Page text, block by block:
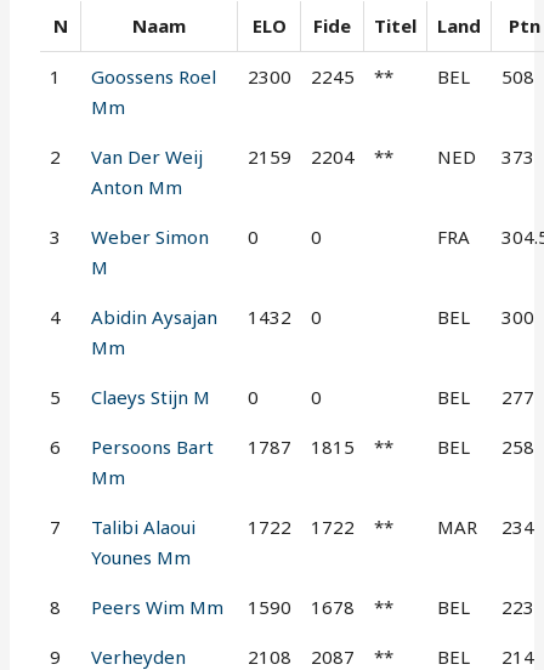
N Naam ELO Fide Titel Land Ptn
1
Goossens Roel
Mm
2300 2245 ** BEL 508
2
Van Der Weij
Anton Mm
2159 2204 ** NED 373
3
Weber Simon
M
0 0 FRA
4
Abidin Aysajan
Mm
1432 0 BEL 300
5 Claeys Stijn M 0 0 BEL 277
6
Persoons Bart
Mm
1787 1815 ** BEL 258
7
Talibi Alaoui
Younes Mm
1722 1722 ** MAR 234
8 Peers Wim Mm 1590 1678 ** BEL 223
9
Verheyden
2108 2087 ** BEL 214